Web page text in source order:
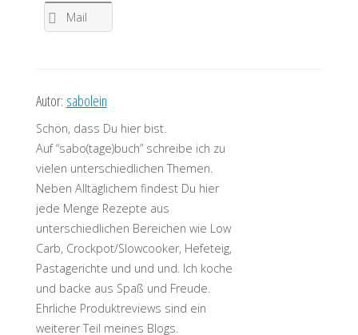
Mail
Autor: sabolein
Schön, dass Du hier bist.
Auf “sabo(tage)buch” schreibe ich zu
vielen unterschiedlichen Themen.
Neben Alltäglichem findest Du hier
jede Menge Rezepte aus
unterschiedlichen Bereichen wie Low
Carb, Crockpot/Slowcooker, Hefeteig,
Pastagerichte und und und. Ich koche
und backe aus Spaß und Freude.
Ehrliche Produktreviews sind ein
weiterer Teil meines Blogs.